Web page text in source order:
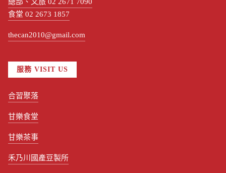
總部、文旅 02 2671 7090
食堂 02 2673 1857
thecan2010@gmail.com
服務 VISIT US
合習聚落
甘樂食堂
甘樂茶事
禾乃川國產豆製所